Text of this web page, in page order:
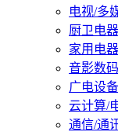
电视/多
厨卫电
家用电
音影数
广电设
云计算/
通信/通